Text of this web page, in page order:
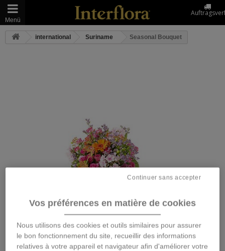
Menü
international Suriname Seasonal Bouquet
Vergrößern
Vos préférences en matière de cookies
Nous utilisons des cookies et outils similaires pour assurer
le bon fonctionnement du site, recueillir des informations
relatives à votre appareil et navigateur afin d'améliorer votre
Continuer sans accepter